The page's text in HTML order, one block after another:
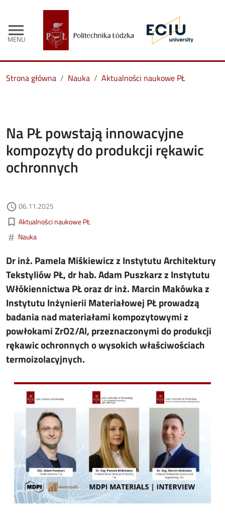
menu
MENU
Strona główna Nauka Aktualności naukowe PŁ
Na PŁ powstają innowacyjne
kompozyty do produkcji rękawic
ochronnych
access_time Data dodania
06.11.2025
bookmark_border Kategorie aktualności
Aktualności naukowe PŁ
# Nauka
Dr inż. Pamela Miśkiewicz z Instytutu Architektury
Tekstyliów PŁ, dr hab. Adam Puszkarz z Instytutu
Włókiennictwa PŁ oraz dr inż. Marcin Makówka z
Instytutu Inżynierii Materiałowej PŁ prowadzą
badania nad materiałami kompozytowymi z
powłokami ZrO2/Al, przeznaczonymi do produkcji
rękawic ochronnych o wysokich właściwościach
termoizolacyjnych.
Image